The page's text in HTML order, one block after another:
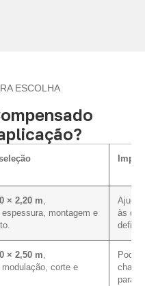
ESCOLHA
× 2,20 m
montagem e
Ajuda
às
× 2,50 m
corte e
Pode
chapa
para